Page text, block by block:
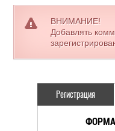
ВНИМАНИЕ!
Добавлять
Регистрация